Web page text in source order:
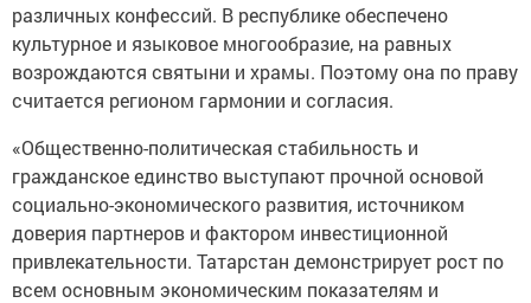
различных конфессий. В республике обеспечено
культурное и языковое многообразие, на равных
возрождаются святыни и храмы. Поэтому она по праву
считается регионом гармонии и согласия.
«Общественно-политическая стабильность и
гражданское единство выступают прочной основой
социально-экономического развития, источником
доверия партнеров и фактором инвестиционной
привлекательности. Татарстан демонстрирует рост по
всем основным экономическим показателям и